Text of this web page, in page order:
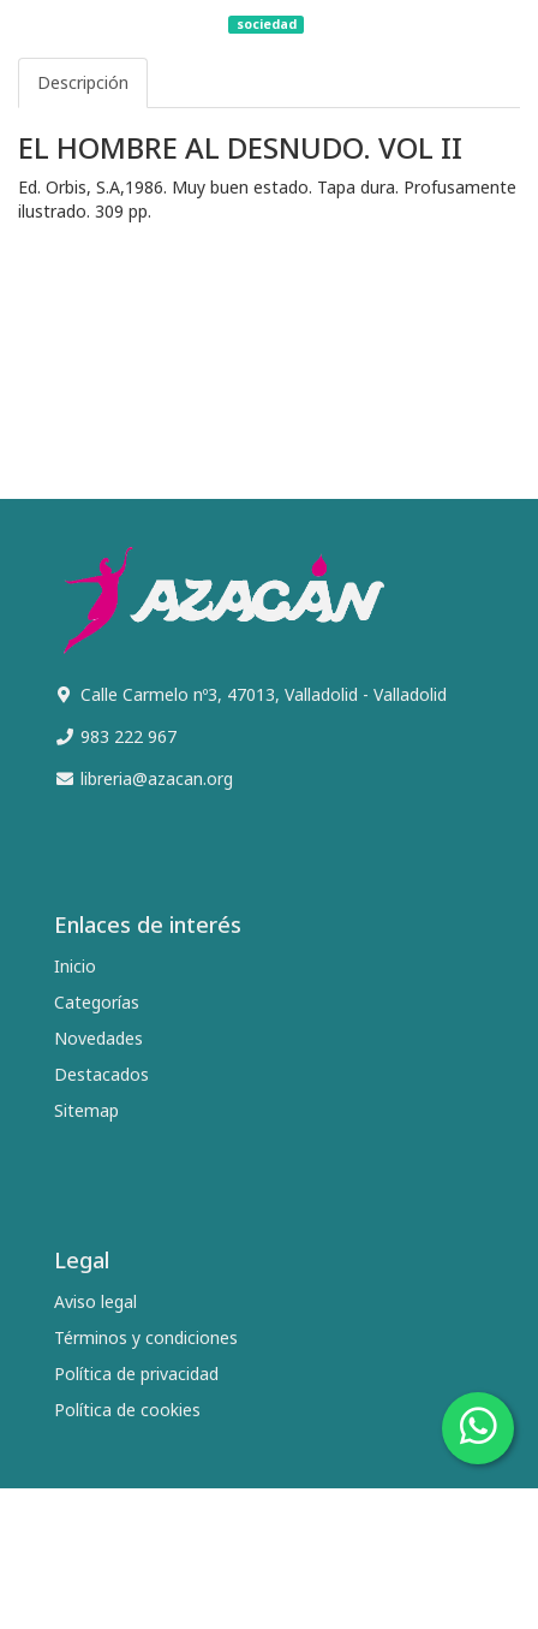
sociedad
Descripción
EL HOMBRE AL DESNUDO. VOL II
Ed. Orbis, S.A,1986. Muy buen estado. Tapa dura. Profusamente
ilustrado. 309 pp.
Calle Carmelo nº3, 47013, Valladolid - Valladolid
983 222 967
libreria@azacan.org
Enlaces de interés
Inicio
Categorías
Novedades
Destacados
Sitemap
Legal
Aviso legal
Términos y condiciones
Política de privacidad
Política de cookies